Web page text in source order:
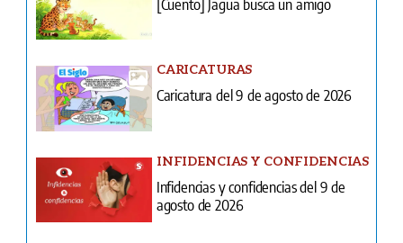
CARICATURAS
Caricatura del 9 de agosto de 2026
INFIDENCIAS Y CONFIDENCIAS
Infidencias y confidencias del 9 de
agosto de 2026